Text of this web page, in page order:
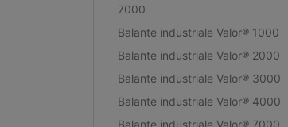
7000
Balante industriale Valor® 1000
Balante industriale Valor® 2000
Balante industriale Valor® 3000
Balante industriale Valor® 4000
Balante industriale Valor® 7000